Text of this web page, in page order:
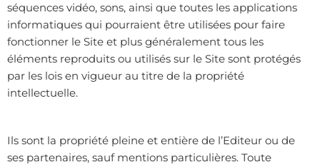
séquences vidéo, sons, ainsi que toutes les applications
informatiques qui pourraient être utilisées pour faire
fonctionner le Site et plus généralement tous les
éléments reproduits ou utilisés sur le Site sont protégés
par les lois en vigueur au titre de la propriété
intellectuelle.
Ils sont la propriété pleine et entière de l’Editeur ou de
ses partenaires, sauf mentions particulières. Toute